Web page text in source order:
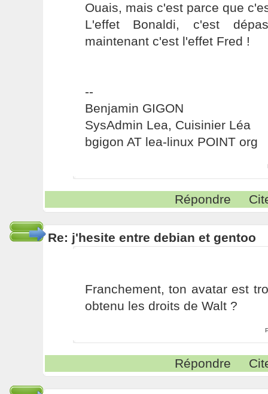
Ouais, mais c'est parce que
L'effet Bonaldi, c'est
maintenant c'est l'effet Fred !
--
Benjamin GIGON
SysAdmin Lea, Cuisinier Léa
bgigon AT lea-linux POINT org
Répondre
Re: j'hesite entre debian et gentoo
Franchement, ton avatar est
obtenu les droits de Walt ?
Répondre